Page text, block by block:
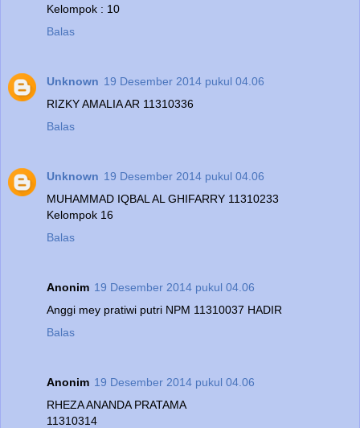
Kelompok : 10
Balas
Unknown 19 Desember 2014 pukul 04.06
RIZKY AMALIA AR 11310336
Balas
Unknown 19 Desember 2014 pukul 04.06
MUHAMMAD IQBAL AL GHIFARRY 11310233
Kelompok 16
Balas
Anonim 19 Desember 2014 pukul 04.06
Anggi mey pratiwi putri NPM 11310037 HADIR
Balas
Anonim 19 Desember 2014 pukul 04.06
RHEZA ANANDA PRATAMA
11310314